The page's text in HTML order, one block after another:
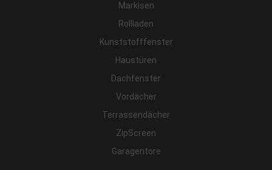
Markisen
Rollladen
Kunststofffenster
Haustüren
Dachfenster
Vordächer
Terrassendächer
ZipScreen
Garagentore